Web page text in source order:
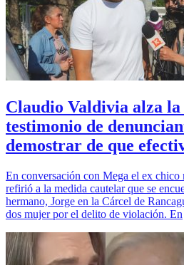
Claudio Valdivia alza la
testimonio de
demostrar de que
En conversación con Mega el ex
refirió a la medida cautelar que se
hermano, Jorge en la Cárcel de
dos mujer por el delito de violación. En